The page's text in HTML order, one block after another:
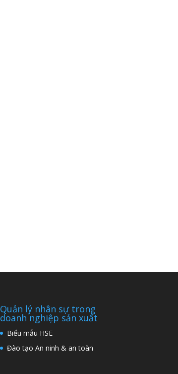
Quản lý nhân sự trong
doanh nghiệp sản xuất
Biểu mẫu HSE
Đào tạo An ninh & an toàn